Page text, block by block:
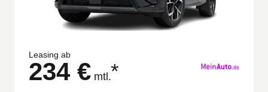
Leasing ab
234 € mtl.*